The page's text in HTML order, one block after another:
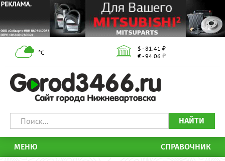
°С
$ - 81.41 ₽
€ - 94.06 ₽
НАЙТИ
МЕНЮ СПРАВОЧНИК